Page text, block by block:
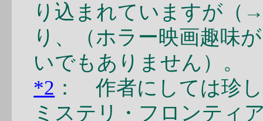
り込まれていますが（
り、（ホラー映画趣味
いでもありません）。
*2 ： 作者にしては珍
ミステリ・フロンティ